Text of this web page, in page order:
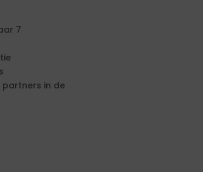
7
partners in de